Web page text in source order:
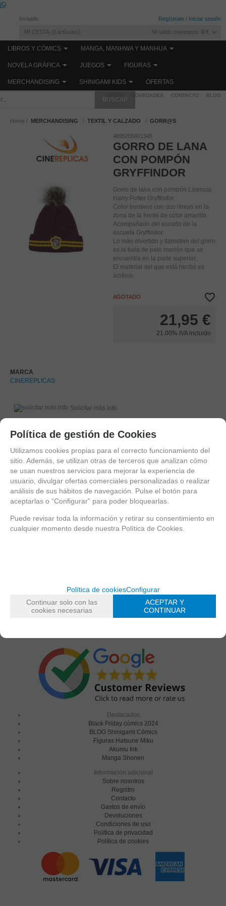
Invitado Regístrate / Iniciar sesión
MI CESTA 0 artículos Mi saldo monedero: 0 €
NOVEDADES CONTACTO BLOG
LIBROS Y CÓMICS MANGA, MANHWA Y MANHUA
NOVELA GRÁFICA JUEGOS FIGURAS
MERCHANDISING SHINIGAMI KIDS OFERTAS
Home MERCHANDISING TEXTIL Y CALZADO GORR@S
4895205601345
GORRO DE LANA
CON POMPÓN
GRYFFINDOR
Gorro de lana con pompón Licencia
Harry Potter Gryffindor.
Color burdeos con dos líneas en la
zona de la frente de color amarillo.
Acompañado del escudo de la
escuela Gryffindor.
Lo más divertido y llamativo del gorro
es la bola de pelo marrón que se
encuentra en la parte superior.
El material del que está hecho es
acrílico.
AGOTADO
21,95 €
21.00% IVA incluido
MARCA
CINEREPLICAS
Solicitar más info
Entérate de lo último
Date de alta para estar al día de las novedades a través de nuestro boletín
Calle Ancha, 3
24401
Ponferrada, León
-670 32 69 14
info@shinigamicomics.com
Twitter
Destacados
Black Friday cómics 2024
BLOG Shinigami Cómics
Figuras Hatsune Miku
Akumu Ink
Manga Shonen
Información adicional
Sobre nosotros
Registro
Contacto
Gastos de envío
Devoluciones
Condiciones de uso
Política de privacidad
Política de cookies
Política de gestión de Cookies
Utilizamos cookies propias para el correcto funcionamiento del
sitio. Además, se utilizan otras de terceros que analizan cómo
se usan nuestros servicios para mejorar la experiencia de
usuario, divulgar ofertas comerciales personalizadas o realizar
análisis de sus hábitos de navegación. Pulse el botón para
aceptarlas o “Configurar” para poder bloquearlas.
Puede revisar toda la información y retirar su consentimiento en
cualquier momento desde nuestra Política de Cookies.
Política de cookiesConfigurar
Continuar solo con las
cookies necesarias
ACEPTAR Y
CONTINUAR